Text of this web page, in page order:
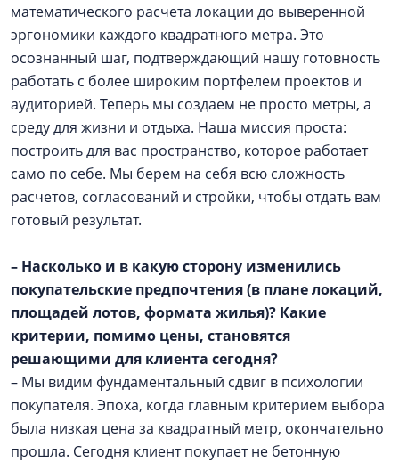
математического расчета локации до выверенной
эргономики каждого квадратного метра. Это
осознанный шаг, подтверждающий нашу готовность
работать с более широким портфелем проектов и
аудиторией. Теперь мы создаем не просто метры, а
среду для жизни и отдыха. Наша миссия проста:
построить для вас пространство, которое работает
само по себе. Мы берем на себя всю сложность
расчетов, согласований и стройки, чтобы отдать вам
готовый результат.
– Насколько и в какую сторону изменились
покупательские предпочтения (в плане локаций,
площадей лотов, формата жилья)? Какие
критерии, помимо цены, становятся
решающими для клиента сегодня?
– Мы видим фундаментальный сдвиг в психологии
покупателя. Эпоха, когда главным критерием выбора
была низкая цена за квадратный метр, окончательно
прошла. Сегодня клиент покупает не бетонную